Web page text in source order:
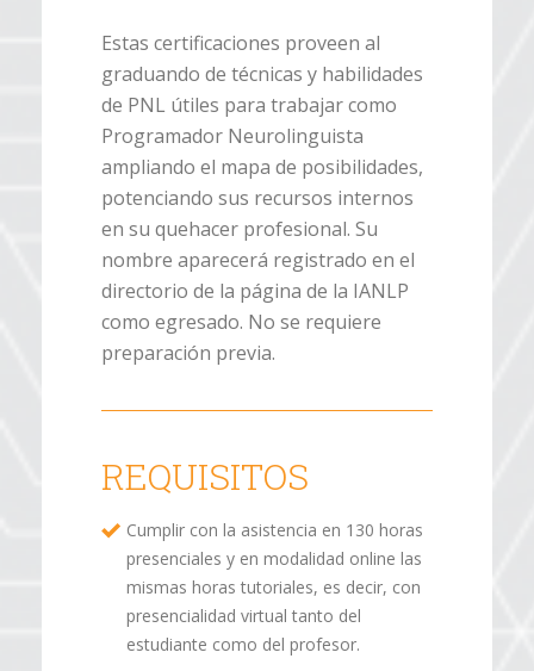
Estas certificaciones proveen al
graduando de técnicas y habilidades
de PNL útiles para trabajar como
Programador Neurolinguista
ampliando el mapa de posibilidades,
potenciando sus recursos internos
en su quehacer profesional. Su
nombre aparecerá registrado en el
directorio de la página de la IANLP
como egresado. No se requiere
preparación previa.
REQUISITOS
Cumplir con la asistencia en 130 horas
presenciales y en modalidad online las
mismas horas tutoriales, es decir, con
presencialidad virtual tanto del
estudiante como del profesor.